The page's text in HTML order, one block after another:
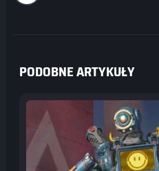
PODOBNE ARTYKUŁY